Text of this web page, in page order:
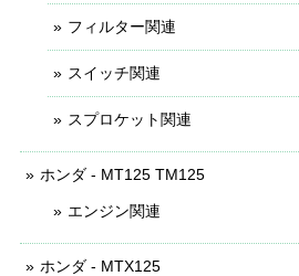
フィルター関連
スイッチ関連
スプロケット関連
ホンダ - MT125 TM125
エンジン関連
ホンダ - MTX125